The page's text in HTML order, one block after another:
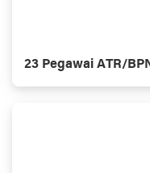
23 Pegawai ATR/